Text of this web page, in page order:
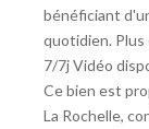
bénéficiant
quotidien.
7/7j Vidéo
Ce bien est
La Rochelle,